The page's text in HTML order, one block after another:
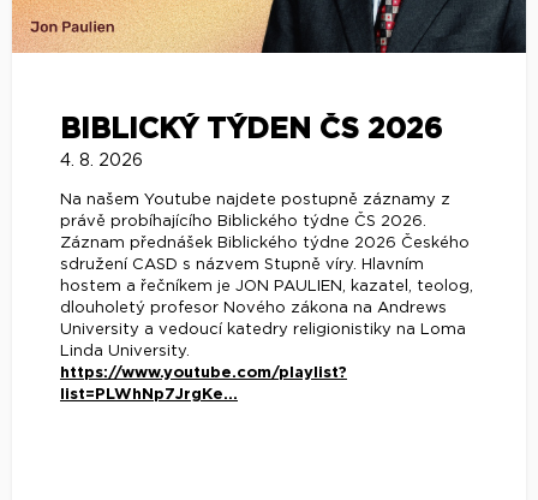
BIBLICKÝ TÝDEN ČS 2026
4. 8. 2026
Na našem Youtube najdete postupně záznamy z
právě probíhajícího Biblického týdne ČS 2026.
Záznam přednášek Biblického týdne 2026 Českého
sdružení CASD s názvem Stupně víry. Hlavním
hostem a řečníkem je JON PAULIEN, kazatel, teolog,
dlouholetý profesor Nového zákona na Andrews
University a vedoucí katedry religionistiky na Loma
Linda University.
https://www.youtube.com/playlist?
list=PLWhNp7JrgKe...